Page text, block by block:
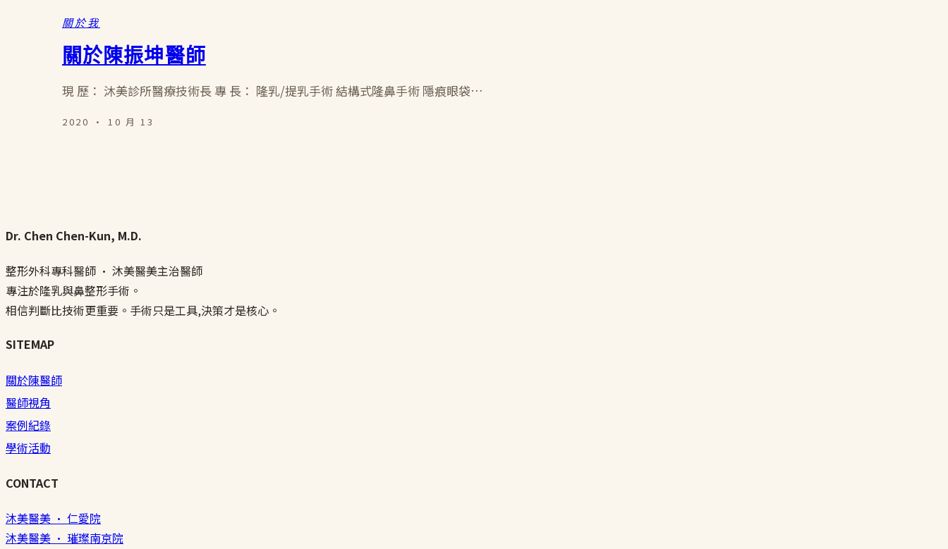
關於我
關於陳振坤醫師
現 歷： 沐美診所醫療技術長 專 長： 隆乳/提乳手術 結構式隆鼻手術 隱痕眼袋…
2020 · 10 月 13
Dr. Chen Chen-Kun, M.D.
整形外科專科醫師 · 沐美醫美主治醫師
專注於隆乳與鼻整形手術。
相信判斷比技術更重要。手術只是工具,決策才是核心。
SITEMAP
關於陳醫師
醫師視角
案例紀錄
學術活動
CONTACT
沐美醫美 · 仁愛院
沐美醫美 · 璀璨南京院